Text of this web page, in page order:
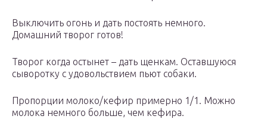
Выключить огонь и дать постоять немного.
Домашний творог готов!
Творог когда остынет – дать щенкам. Оставшуюся
сыворотку с удовольствием пьют собаки.
Пропорции молоко/кефир примерно 1/1. Можно
молока немного больше, чем кефира.